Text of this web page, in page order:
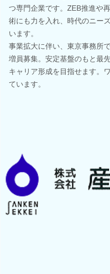
つ専門企業です。ZEB推進や
術にも力を入れ、時代のニー
います。
事業拡大に伴い、東京事務所
増員募集。安定基盤のもと最
キャリア形成を目指せます。
ています。